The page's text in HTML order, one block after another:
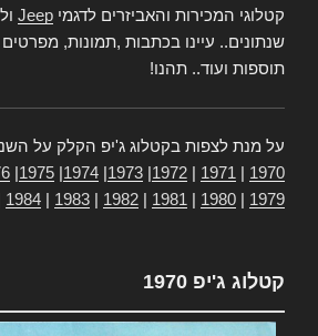
קטלוגי המכירות והאביזרים לדגמי Jeep
שנתונים.. עיינו בכתבות ,תמונות,
תוספות ועוד.. תהנו!
על מנת לצפות בקטלוג ג'יפ הקלק על
1970
1971
1972
1973
1974
1975
1979
1980
1981
1982
1983
1984
קטלוג ג'יפ 1970